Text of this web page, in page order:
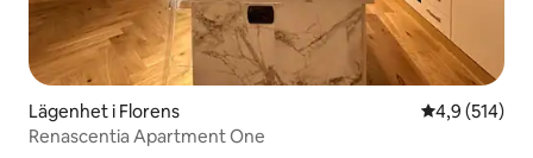
Lägenhet i Florens 4,9 av 5 i
4,9 (514)
Renascentia Apartment One